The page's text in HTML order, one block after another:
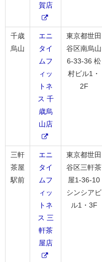
賀店
千歳
烏山
エニ
タイ
ムフ
ィッ
トネ
ス 千
歳烏
山店
東京都世田
谷区南烏山
6-33-36 松
村ビル1・
2F
三軒
茶屋
駅前
エニ
タイ
ムフ
ィッ
トネ
ス 三
軒茶
屋店
東京都世田
谷区三軒茶
屋1-36-10
シンシアビ
ル1・3F